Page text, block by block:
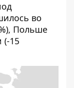
во
Польше
(-15